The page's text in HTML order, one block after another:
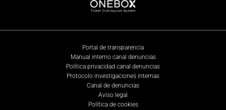
Portal de transparencia
Manual interno canal denuncias
Política privacidad canal denuncias
Protocolo investigaciones internas
Canal de denuncias
Aviso legal
Política de cookies